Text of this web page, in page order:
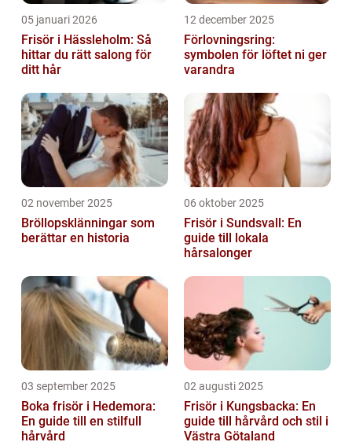
05 januari 2026
Frisör i Hässleholm: Så
hittar du rätt salong för
ditt hår
12 december 2025
Förlovningsring:
symbolen för löftet ni ger
varandra
02 november 2025
Bröllopsklänningar som
berättar en historia
06 oktober 2025
Frisör i Sundsvall: En
guide till lokala
hårsalonger
03 september 2025
Boka frisör i Hedemora:
En guide till en stilfull
hårvård
02 augusti 2025
Frisör i Kungsbacka: En
guide till hårvård och stil i
Västra Götaland